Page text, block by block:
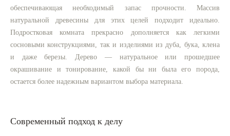
обеспечивающая необходимый запас прочности. Массив
натуральной древесины для этих целей подходит идеально.
Подростковая комната прекрасно дополняется как легкими
сосновыми конструкциями, так и изделиями из дуба, бука, клена
и даже березы. Дерево — натуральное или прошедшее
окрашивание и тонирование, какой бы ни была его порода,
остается более надежным вариантом выбора материала.
Современный подход к делу